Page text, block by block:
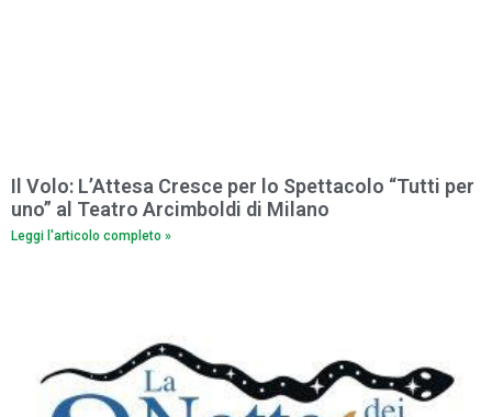
Il Volo: L’Attesa Cresce per lo Spettacolo “Tutti per
uno” al Teatro Arcimboldi di Milano
Leggi l'articolo completo »